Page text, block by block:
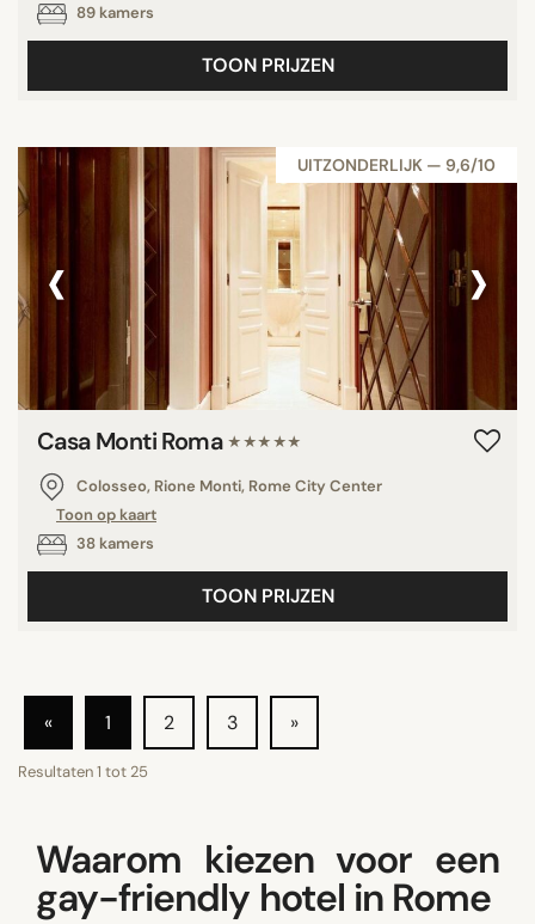
89 kamers
TOON PRIJZEN
UITZONDERLIJK — 9,6/10
‹ ›
Casa Monti Roma ★★★★★
Colosseo, Rione Monti, Rome City Center
Toon op kaart
38 kamers
TOON PRIJZEN
« 1 2 3 »
Resultaten1 tot 25
Waarom kiezen voor een
gay-friendly hotel in Rome